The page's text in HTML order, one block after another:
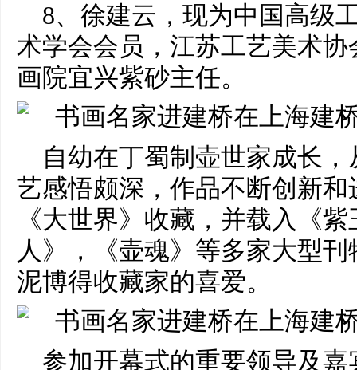
8、徐建云，现为中国高级
术学会会员，江苏工艺美术
画院宜兴紫砂主任。
自幼在丁蜀制壶世家成长
艺感悟颇深，作品不断创新
《大世界》收藏，并载入《
人》，《壶魂》等多家大型
泥博得收藏家的喜爱。
参加开幕式的重要领导及嘉